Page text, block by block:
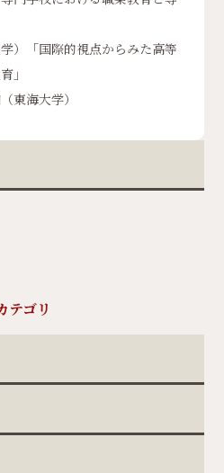
テゴリ
）「国際的視点からみた高等
」
東海大学）